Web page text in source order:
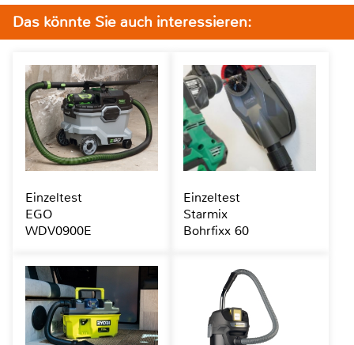
Das könnte Sie auch interessieren:
Einzeltest
EGO
WDV0900E
Einzeltest
Starmix
Bohrfixx 60